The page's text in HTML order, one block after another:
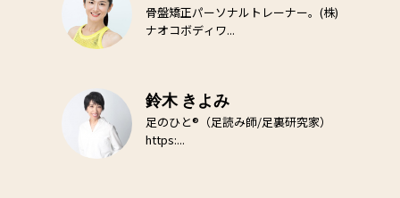
骨盤矯正パーソナルトレーナー。(株)
ナオコボディワ...
鈴木 きよみ
足のひと®（足読み師/足裏研究家）
https:...